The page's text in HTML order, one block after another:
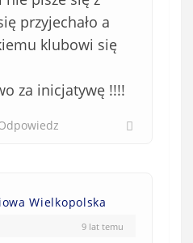
przyjechało a
klubowi się
za inicjatywę !!!!
Wielkopolska
9 lat temu